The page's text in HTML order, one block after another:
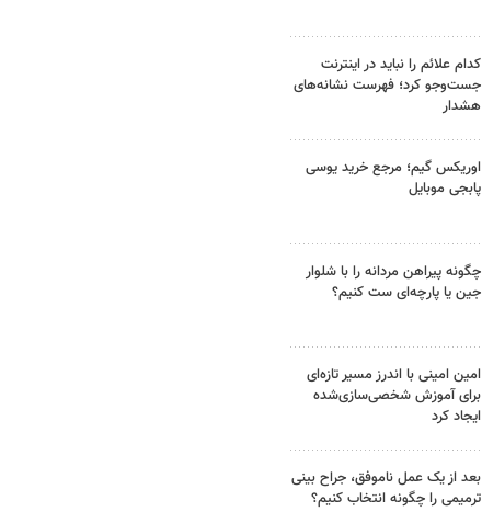
کدام علائم را نباید در اینترنت
جست‌وجو کرد؛ فهرست نشانه‌های
هشدار
اوریکس گیم؛ مرجع خرید یوسی
پابجی موبایل
چگونه پیراهن مردانه را با شلوار
جین یا پارچه‌ای ست کنیم؟
امین امینی با اندرز مسیر تازه‌ای
برای آموزش شخصی‌سازی‌شده
ایجاد کرد
بعد از یک عمل ناموفق، جراح بینی
ترمیمی را چگونه انتخاب کنیم؟